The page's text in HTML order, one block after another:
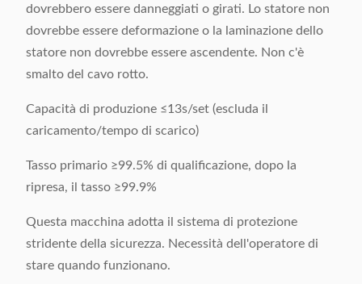
dovrebbero essere danneggiati o girati. Lo statore non
dovrebbe essere deformazione o la laminazione dello
statore non dovrebbe essere ascendente. Non c'è
smalto del cavo rotto.
Capacità di produzione ≤13s/set (escluda il
caricamento/tempo di scarico)
Tasso primario ≥99.5% di qualificazione, dopo la
ripresa, il tasso ≥99.9%
Questa macchina adotta il sistema di protezione
stridente della sicurezza. Necessità dell'operatore di
stare quando funzionano.